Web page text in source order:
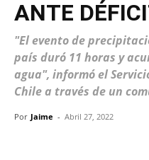
ANTE
"El evento de
país duró 11 horas y
agua", informó el
Chile a través de un
Por Jaime - Abril 27, 2022